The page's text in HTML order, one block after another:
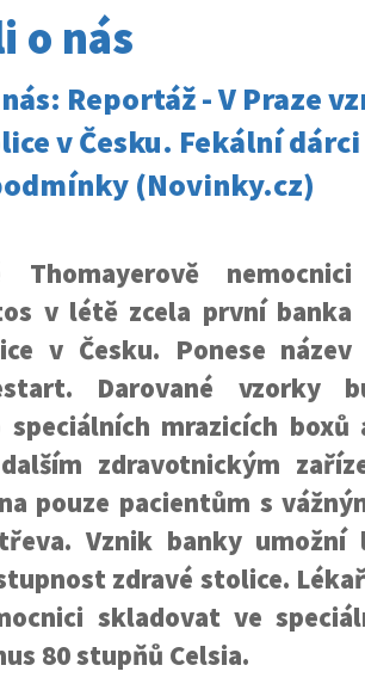
o nás
Reportáž - V Praze
v Česku. Fekální
(Novinky.cz)
Thomayerově nemocnici
v létě zcela první banka
v Česku. Ponese název
Darované vzorky
speciálních mrazicích
zdravotnickým
pouze pacientům s
Vznik banky umožní
zdravé stolice.
skladovat ve
80 stupňů Celsia.